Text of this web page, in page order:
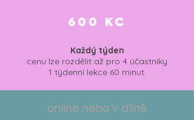
600 kc
Každý týden
cenu lze rozdělit až pro 4 účastníky
1 týdenní lekce 60 minut.
online nebo v dílně